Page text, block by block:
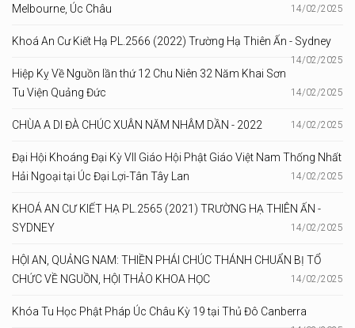
Melbourne, Úc Châu
14/02/2025
Khoá An Cư Kiết Hạ PL.2566 (2022) Trường Hạ Thiên Ấn - Sydney
14/02/2025
Hiệp Kỵ Về Nguồn lần thứ 12 Chu Niên 32 Năm Khai Sơn
Tu Viện Quảng Đức
14/02/2025
CHÙA A DI ĐÀ CHÚC XUÂN NĂM NHÂM DẦN - 2022 14/02/2025
Đại Hội Khoáng Đại Kỳ VII Giáo Hội Phật Giáo Việt Nam Thống Nhất
Hải Ngoại tại Úc Đại Lợi-Tân Tây Lan
14/02/2025
KHOÁ AN CƯ KIẾT HẠ PL.2565 (2021) TRƯỜNG HẠ THIÊN ẤN -
SYDNEY
14/02/2025
HỘI AN, QUẢNG NAM: THIỀN PHÁI CHÚC THÁNH CHUẨN BỊ TỔ
CHỨC VỀ NGUỒN, HỘI THẢO KHOA HỌC
14/02/2025
Khóa Tu Học Phật Pháp Úc Châu Kỳ 19 tại Thủ Đô Canberra